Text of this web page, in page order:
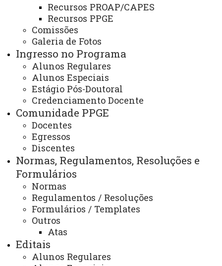
Recursos PROAP/CAPES
Recursos PPGE
Comissões
Galeria de Fotos
Ingresso no Programa
Alunos Regulares
Alunos Especiais
Estágio Pós-Doutoral
Credenciamento Docente
Comunidade PPGE
Docentes
Egressos
Discentes
Normas, Regulamentos, Resoluções e
Formulários
Normas
Regulamentos / Resoluções
Formulários / Templates
Outros
Atas
Editais
Alunos Regulares
Mestrado e Doutorado em Educação
Bolsas / Bolsistas
2025
Janeiro
Fevereiro
Março
Abril
Maio
Junho
Julho
Agosto
Setembro
Outubro
Novembro